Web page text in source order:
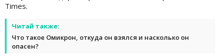
Times.
Читай также:
Что такое Омикрон, откуда он взялся и насколько он
опасен?